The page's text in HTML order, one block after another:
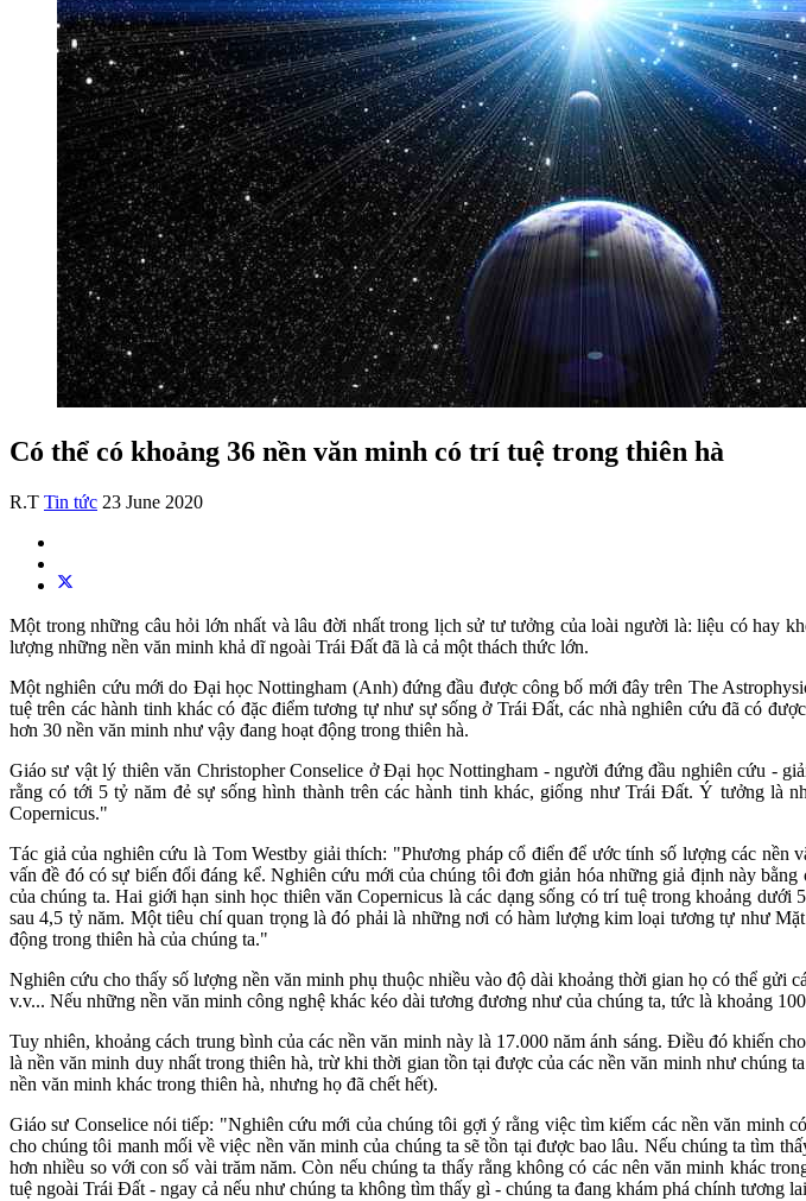
Có thể có khoảng 36 nền văn minh có trí tuệ trong thiên hà
R.T Tin tức 23 June 2020
Một trong những câu hỏi lớn nhất và lâu đời nhất trong lịch sử tư tưởng của loài người là: liệu có hay
lượng những nền văn minh khả dĩ ngoài Trái Đất đã là cả một thách thức lớn.
Một nghiên cứu mới do Đại học Nottingham (Anh) đứng đầu được công bố mới đây trên The
tuệ trên các hành tinh khác có đặc điểm tương tự như sự sống ở Trái Đất, các nhà nghiên cứu đã có
hơn 30 nền văn minh như vậy đang hoạt động trong thiên hà.
Giáo sư vật lý thiên văn Christopher Conselice ở Đại học Nottingham - người đứng đầu nghiên cứu -
rằng có tới 5 tỷ năm đẻ sự sống hình thành trên các hành tinh khác, giống như Trái Đất. Ý tưởng là
Copernicus."
Tác giả của nghiên cứu là Tom Westby giải thích: "Phương pháp cổ điển để ước tính số lượng các
vấn đề đó có sự biến đổi đáng kể. Nghiên cứu mới của chúng tôi đơn giản hóa những giả định này
của chúng ta. Hai giới hạn sinh học thiên văn Copernicus là các dạng sống có trí tuệ trong khoảng
sau 4,5 tỷ năm. Một tiêu chí quan trọng là đó phải là những nơi có hàm lượng kim loại tương tự như
động trong thiên hà của chúng ta."
Nghiên cứu cho thấy số lượng nền văn minh phụ thuộc nhiều vào độ dài khoảng thời gian họ có thể gửi
v.v... Nếu những nền văn minh công nghệ khác kéo dài tương đương như của chúng ta, tức là khoảng
Tuy nhiên, khoảng cách trung bình của các nền văn minh này là 17.000 năm ánh sáng. Điều đó khiến
là nền văn minh duy nhất trong thiên hà, trừ khi thời gian tồn tại được của các nền văn minh như chúng
nền văn minh khác trong thiên hà, nhưng họ đã chết hết).
Giáo sư Conselice nói tiếp: "Nghiên cứu mới của chúng tôi gợi ý rằng việc tìm kiếm các nền văn minh
cho chúng tôi manh mối về việc nền văn minh của chúng ta sẽ tồn tại được bao lâu. Nếu chúng ta tìm
hơn nhiều so với con số vài trăm năm. Còn nếu chúng ta thấy rằng không có các nên văn minh khác
tuệ ngoài Trái Đất - ngay cả nếu như chúng ta không tìm thấy gì - chúng ta đang khám phá chính tương